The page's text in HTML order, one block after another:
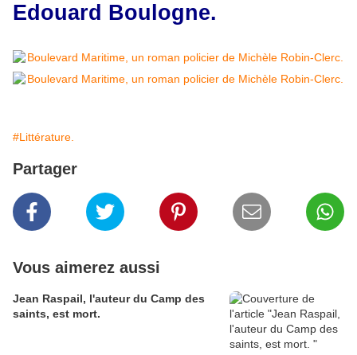
Edouard Boulogne.
#Littérature.
Partager
Vous aimerez aussi
Jean Raspail, l'auteur du Camp des
saints, est mort.